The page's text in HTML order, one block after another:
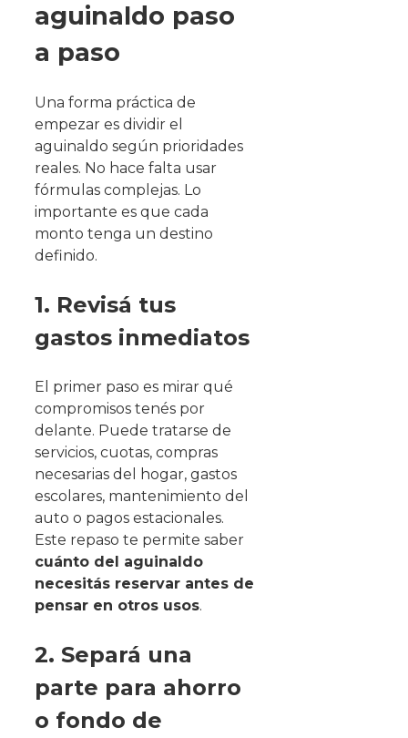
aguinaldo paso
a paso
Una forma práctica de
empezar es dividir el
aguinaldo según prioridades
reales. No hace falta usar
fórmulas complejas. Lo
importante es que cada
monto tenga un destino
definido.
1. Revisá tus
gastos inmediatos
El primer paso es mirar qué
compromisos tenés por
delante. Puede tratarse de
servicios, cuotas, compras
necesarias del hogar, gastos
escolares, mantenimiento del
auto o pagos estacionales.
Este repaso te permite saber
cuánto del aguinaldo
necesitás reservar antes de
pensar en otros usos.
2. Separá una
parte para ahorro
o fondo de